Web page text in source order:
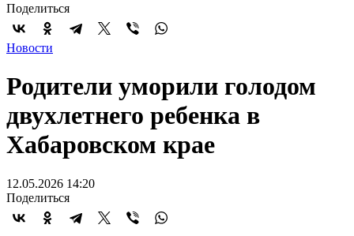
Поделиться
Новости
Родители уморили голодом
двухлетнего ребенка в
Хабаровском крае
12.05.2026 14:20
Поделиться